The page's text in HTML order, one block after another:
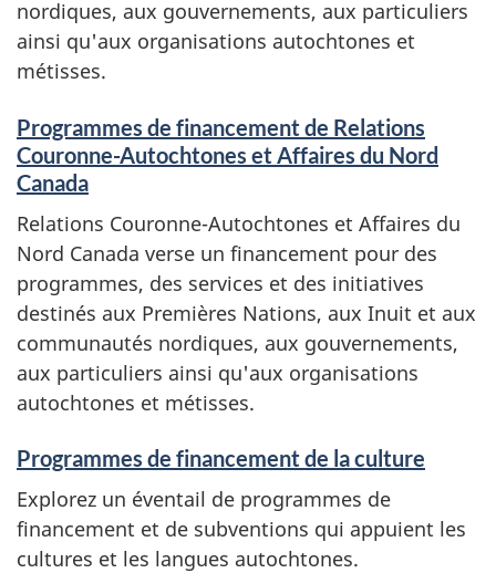
c
e
s
e
t
r
e
n
s
e
i
nordiques, aux gouvernements, aux particuliers
ainsi qu'aux organisations autochtones et
métisses.
Programmes de financement de Relations
Couronne-Autochtones et Affaires du Nord
Canada
Relations Couronne-Autochtones et Affaires du
Nord Canada verse un financement pour des
programmes, des services et des initiatives
destinés aux Premières Nations, aux Inuit et aux
communautés nordiques, aux gouvernements,
aux particuliers ainsi qu'aux organisations
autochtones et métisses.
Programmes de financement de la culture
Explorez un éventail de programmes de
financement et de subventions qui appuient les
cultures et les langues autochtones.